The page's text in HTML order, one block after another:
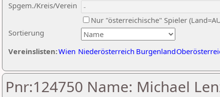
Sortierung
Spgem./Kreis/Verein
Nur "österreichische" Spieler
Vereinslisten:Wien Niederösterreich Burgenland
Pnr:124750 Name: Michael